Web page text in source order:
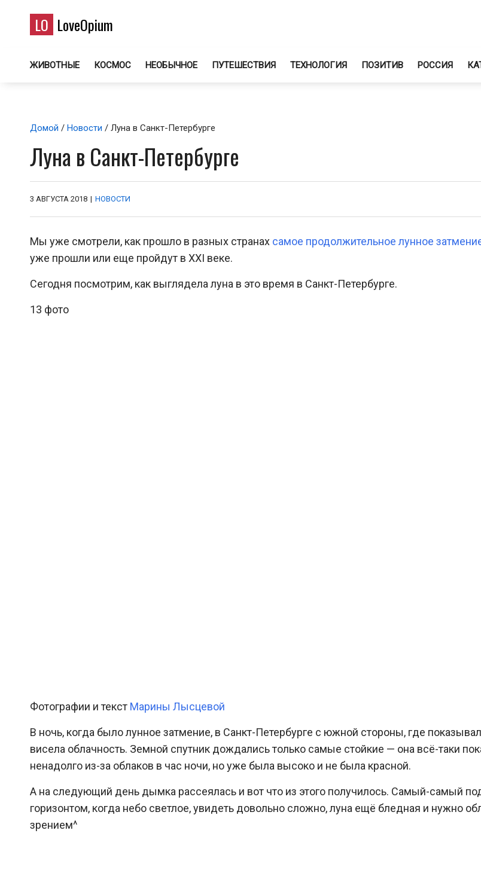
LO LoveOpium
ЖИВОТНЫЕ КОСМОС НЕОБЫЧНОЕ ПУТЕШЕСТВИЯ ТЕХНОЛОГИЯ ПОЗИТИВ РОССИЯ
Домой / Новости / Луна в Санкт-Петербурге
Луна в Санкт-Петербурге
3 АВГУСТА 2018 | НОВОСТИ
Мы уже смотрели, как прошло в разных странах самое продолжительное лунное
уже прошли или еще пройдут в XXI веке.
Сегодня посмотрим, как выглядела луна в это время в Санкт-Петербурге.
13 фото
Фотографии и текст Марины Лысцевой
В ночь, когда было лунное затмение, в Санкт-Петербурге с южной стороны, где
висела облачность. Земной спутник дождались только самые стойкие — она всё-таки
ненадолго из-за облаков в час ночи, но уже была высоко и не была красной.
А на следующий день дымка рассеялась и вот что из этого получилось. Самый-самый
горизонтом, когда небо светлое, увидеть довольно сложно, луна ещё бледная и нужно
зрением^